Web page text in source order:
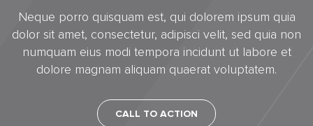
Neque porro quisquam est, qui dolorem ipsum quia
dolor sit amet, consectetur, adipisci velit, sed quia non
numquam eius modi tempora incidunt ut labore et
dolore magnam aliquam quaerat voluptatem.
CALL TO ACTION